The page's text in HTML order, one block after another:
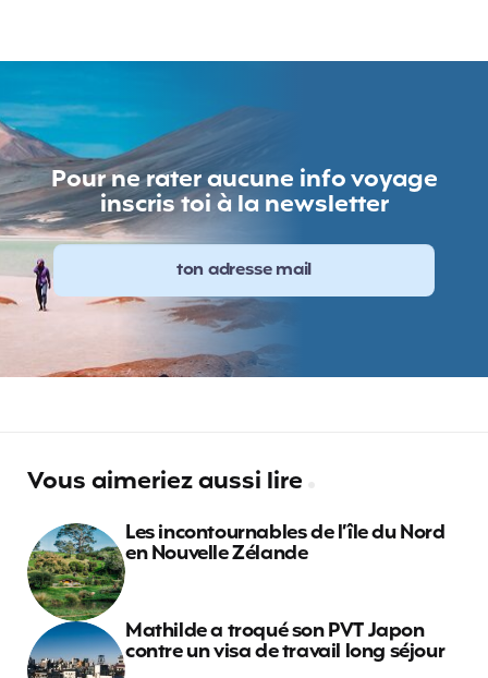
Pour ne rater aucune info voyage
inscris toi à la newsletter
Vous aimeriez aussi lire
Les incontournables de l’île du Nord
en Nouvelle Zélande
Mathilde a troqué son PVT Japon
contre un visa de travail long séjour